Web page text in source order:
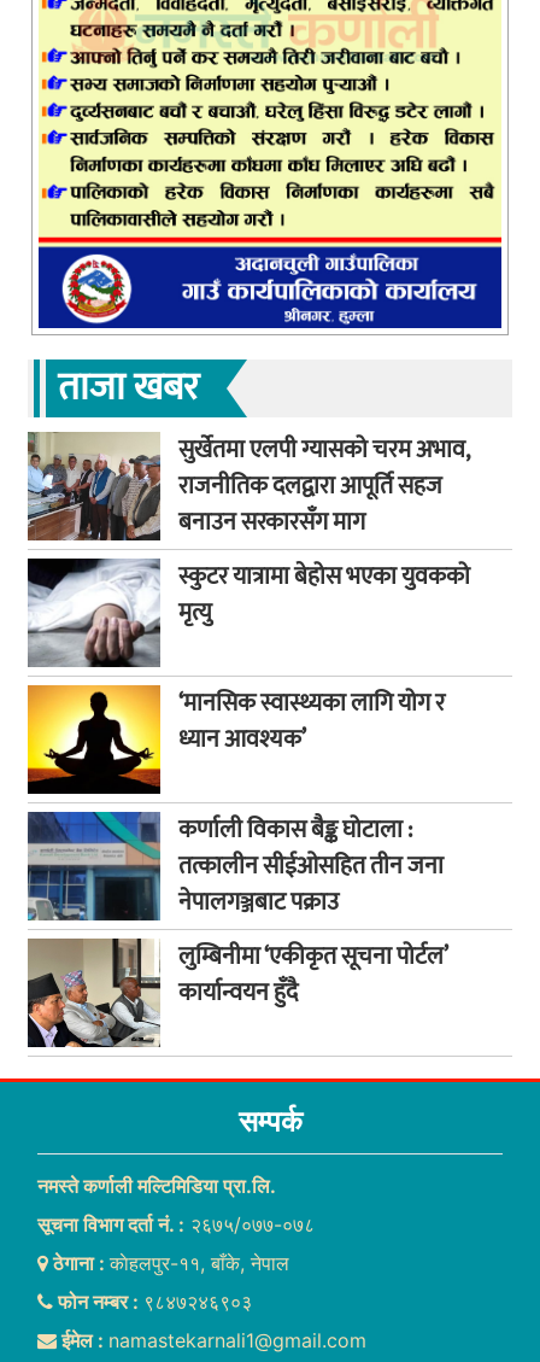
ताजा खबर
सुर्खेतमा एलपी ग्यासको चरम अभाव,
राजनीतिक दलद्वारा आपूर्ति सहज
बनाउन सरकारसँग माग
स्कुटर यात्रामा बेहोस भएका युवकको
मृत्यु
‘मानसिक स्वास्थ्यका लागि योग र
ध्यान आवश्यक’
कर्णाली विकास बैङ्क घोटाला :
तत्कालीन सीईओसहित तीन जना
नेपालगञ्जबाट पक्राउ
लुम्बिनीमा ‘एकीकृत सूचना पोर्टल’
कार्यान्वयन हुँदै
सम्पर्क
नमस्ते कर्णाली मल्टिमिडिया प्रा.लि.
सूचना विभाग दर्ता नं. : २६७५/०७७-०७८
ठेगाना :काेहलपुर-११, बाँके, नेपाल
फोन नम्बर : ९८४७२४६९०३
ईमेल : namastekarnali1@gmail.com